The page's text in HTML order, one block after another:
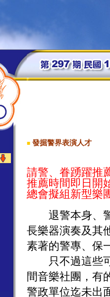
■ 發掘警界表演人才
請警、眷踴躍推
推薦時間即日開
總會擬組新型樂
退警本身、警
長樂器演奏及其
素著的警專、保
只不過這些可
間音樂社團，有
警政單位迄未出